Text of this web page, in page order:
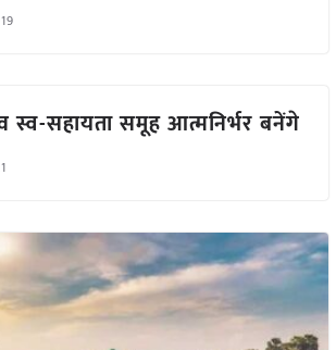
स्व-सहायता समूह आत्मनिर्भर बनेंगे